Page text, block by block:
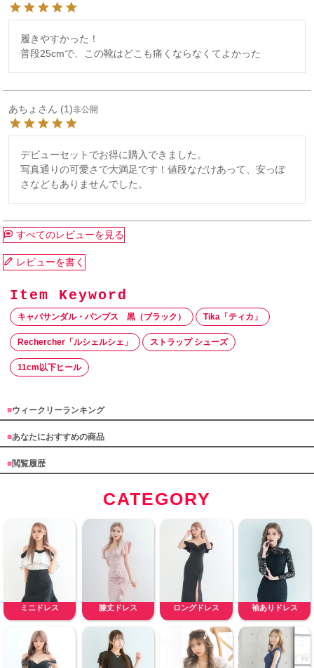
履きやすかった！
普段25cmで、この靴はどこも痛くならなくてよかった
あちょ 1 非公開
デビューセットでお得に購入できました。
写真通りの可愛さで大満足です！値段なだけあって、安っぽ
さなどもありませんでした。
すべてのレビューを見る
レビューを書く
キャバサンダル・パンプス 黒（ブラック） Tika「ティカ」
Rechercher「ルシェルシェ」 ストラップ シューズ
11cm以下ヒール
■ウィークリーランキング
■あなたにおすすめの商品
■閲覧履歴
CATEGORY
ミニドレス 膝丈ドレス ロングドレス 袖ありドレス